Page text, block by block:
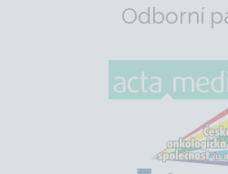
Odborní